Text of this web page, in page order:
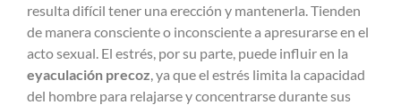
resulta difícil tener una erección y mantenerla. Tienden
de manera consciente o inconsciente a apresurarse en el
acto sexual. El estrés, por su parte, puede influir en la
eyaculación precoz , ya que el estrés limita la capacidad
del hombre para relajarse y concentrarse durante sus